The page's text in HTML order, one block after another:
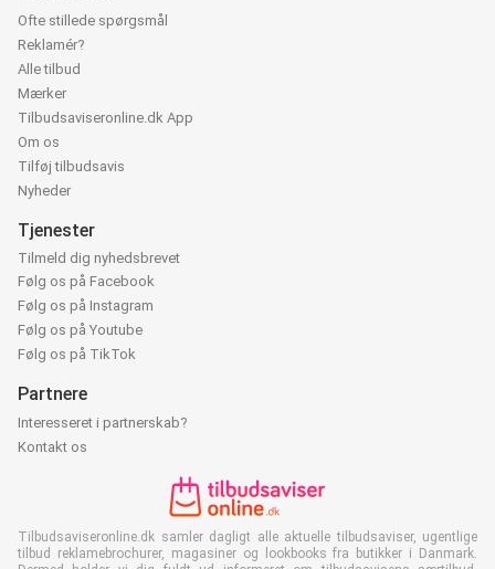
Ofte stillede spørgsmål
Reklamér?
Alle tilbud
Mærker
Tilbudsaviseronline.dk App
Om os
Tilføj tilbudsavis
Nyheder
Tjenester
Tilmeld dig nyhedsbrevet
Følg os på Facebook
Følg os på Instagram
Følg os på Youtube
Følg os på TikTok
Partnere
Interesseret i partnerskab?
Kontakt os
Tilbudsaviseronline.dk samler dagligt alle aktuelle tilbudsaviser, ugentlige
tilbud reklamebrochurer, magasiner og lookbooks fra butikker i Danmark.